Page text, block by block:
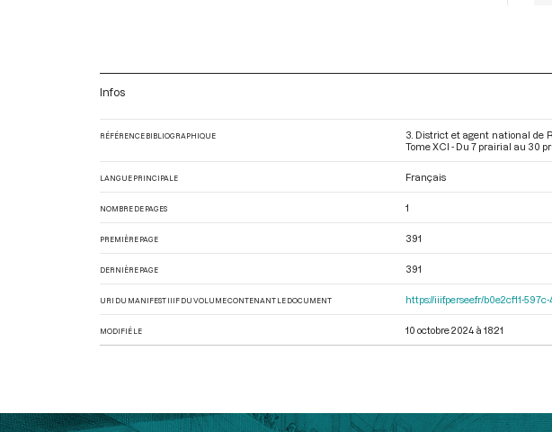
Infos
RÉFÉRENCE BIBLIOGRAPHIQUE
3. District et agent national de
Tome XCI - Du 7 prairial au 30
LANGUE PRINCIPALE Français
NOMBRE DE PAGES 1
PREMIÈRE PAGE 391
DERNIÈRE PAGE 391
URI DU MANIFEST IIIF DU VOLUME CONTENANT LE DOCUMENT https://iiif.persee.fr/b0e2cf11-
MODIFIÉ LE 10 octobre 2024 à 18:21